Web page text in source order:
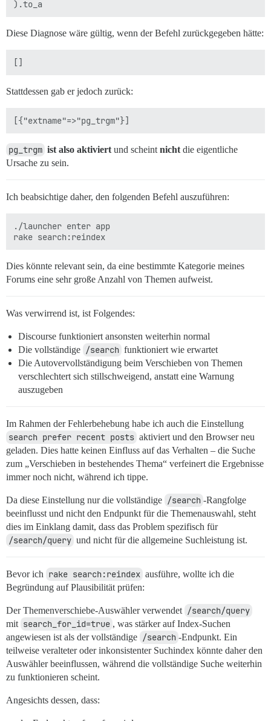
Diese Diagnose wäre gültig, wenn der Befehl zurückgegeben hätte:
Stattdessen gab er jedoch zurück:
pg_trgm ist also aktiviert und scheint nicht die eigentliche
Ursache zu sein.
Ich beabsichtige daher, den folgenden Befehl auszuführen:
./launcher enter app
Dies könnte relevant sein, da eine bestimmte Kategorie meines
Forums eine sehr große Anzahl von Themen aufweist.
Was verwirrend ist, ist Folgendes:
Discourse funktioniert ansonsten weiterhin normal
Die vollständige /search funktioniert wie erwartet
Die Autovervollständigung beim Verschieben von Themen
verschlechtert sich stillschweigend, anstatt eine Warnung
auszugeben
Im Rahmen der Fehlerbehebung habe ich auch die Einstellung
search prefer recent posts aktiviert und den Browser neu
geladen. Dies hatte keinen Einfluss auf das Verhalten – die Suche
zum „Verschieben in bestehendes Thema“ verfeinert die Ergebnisse
immer noch nicht, während ich tippe.
Da diese Einstellung nur die vollständige /search -Rangfolge
beeinflusst und nicht den Endpunkt für die Themenauswahl, steht
dies im Einklang damit, dass das Problem spezifisch für
/search/query und nicht für die allgemeine Suchleistung ist.
Bevor ich rake search:reindex ausführe, wollte ich die
Begründung auf Plausibilität prüfen:
Der Themenverschiebe-Auswähler verwendet /search/query
mit search_for_id=true , was stärker auf Index-Suchen
angewiesen ist als der vollständige /search -Endpunkt. Ein
teilweise veralteter oder inkonsistenter Suchindex könnte daher den
Auswähler beeinflussen, während die vollständige Suche weiterhin
zu funktionieren scheint.
Angesichts dessen, dass: